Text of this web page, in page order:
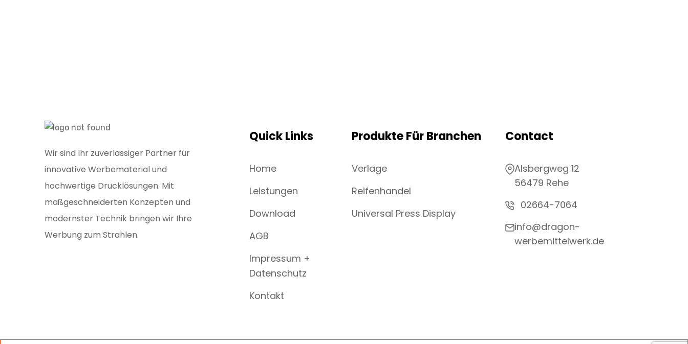
Wir sind Ihr zuverlässiger Partner für
innovative Werbematerial und
hochwertige Drucklösungen. Mit
maßgeschneiderten Konzepten und
modernster Technik bringen wir Ihre
Werbung zum Strahlen.
Quick Links
Home
Leistungen
Download
AGB
Impressum +
Datenschutz
Kontakt
Produkte Für Branchen
Verlage
Reifenhandel
Universal Press Display
Contact
Alsbergweg 12
56479 Rehe
02664-7064
info@dragon-
werbemittelwerk.de